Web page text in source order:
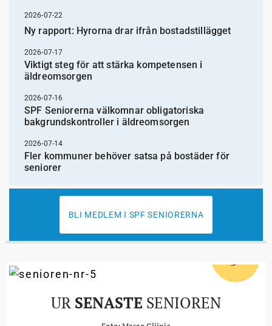
2026-07-22
Ny rapport: Hyrorna drar ifrån bostadstillägget
2026-07-17
Viktigt steg för att stärka kompetensen i
äldreomsorgen
2026-07-16
SPF Seniorerna välkomnar obligatoriska
bakgrundskontroller i äldreomsorgen
2026-07-14
Fler kommuner behöver satsa på bostäder för
seniorer
BLI MEDLEM I SPF SENIORERNA
5
UR SENASTE SENIOREN